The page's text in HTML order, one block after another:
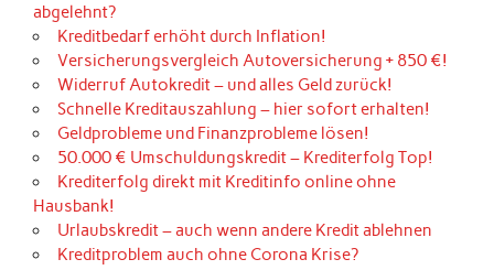
abgelehnt?
Kreditbedarf erhöht durch Inflation!
Versicherungsvergleich Autoversicherung + 850 €!
Widerruf Autokredit – und alles Geld zurück!
Schnelle Kreditauszahlung – hier sofort erhalten!
Geldprobleme und Finanzprobleme lösen!
50.000 € Umschuldungskredit – Krediterfolg Top!
Krediterfolg direkt mit Kreditinfo online ohne
Hausbank!
Urlaubskredit – auch wenn andere Kredit ablehnen
Kreditproblem auch ohne Corona Krise?